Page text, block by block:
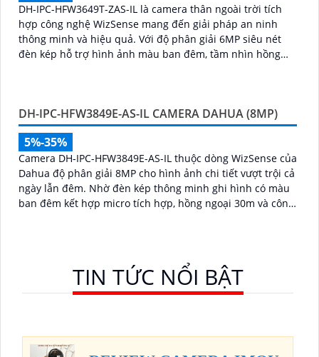
DH-IPC-HFW3649T-ZAS-IL là camera thân ngoài trời tích
hợp công nghệ WizSense mang đến giải pháp an ninh
thông minh và hiệu quả. Với độ phân giải 6MP siêu nét
đèn kép hỗ trợ hình ảnh màu ban đêm, tầm nhìn hồng
chống nước IP67
DH-IPC-HFW3849E-AS-IL CAMERA DAHUA (8MP)
5%-35%
Camera DH-IPC-HFW3849E-AS-IL thuộc dòng WizSense của
Dahua độ phân giải 8MP cho hình ảnh chi tiết vượt trội cả
ngày lẫn đêm. Nhờ đèn kép thông minh ghi hình có màu
ban đêm kết hợp micro tích hợp, hồng ngoại 30m và công
TIN TỨC NỔI BẬT